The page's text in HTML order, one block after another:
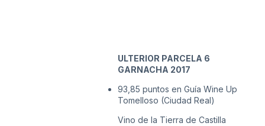
ULTERIOR PARCELA 6
GARNACHA 2017
93,85 puntos en Guía Wine Up
Tomelloso (Ciudad Real)
Vino de la Tierra de Castilla